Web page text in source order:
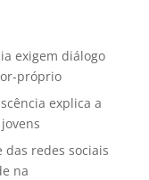
exigem diálogo
próprio
explica a
das redes sociais
na